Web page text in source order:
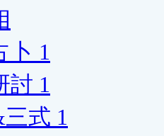
卜 1
討 1
式 1